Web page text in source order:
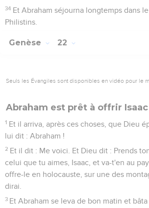
34 Et Abraham séjourna longtemps dans
Philistins.
Genèse 22
Seuls les Évangiles sont disponibles en vidéo pour le
Abraham est prêt à offrir
1 Et il arriva, après ces choses, que Dieu
lui dit : Abraham !
2 Et il dit : Me voici. Et Dieu dit : Prends
celui que tu aimes, Isaac, et va-t'en au
offre-le en holocauste, sur une des
dirai.
3 Et Abraham se leva de bon matin et